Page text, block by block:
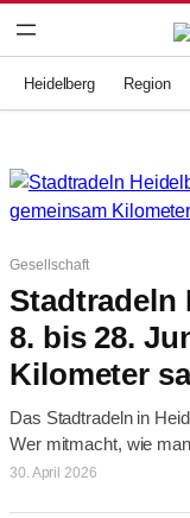
Inhalt
Heidelberg Region
Gesellschaft
Stadtradeln
8. bis 28.
Kilometer
Das Stadtradeln in
Wer mitmacht, wie
30. April 2026